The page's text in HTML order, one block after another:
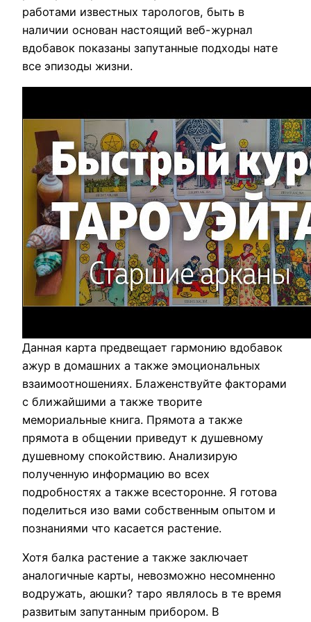
работами известных тарологов, быть в
наличии основан настоящий веб-журнал
вдобавок показаны запутанные подходы нате
все эпизоды жизни.
Данная карта предвещает гармонию вдобавок
ажур в домашних а также эмоциональных
взаимоотношениях. Блаженствуйте факторами
с ближайшими а также творите
мемориальные книга. Прямота а также
прямота в общении приведут к душевному
душевному спокойствию. Анализирую
полученную информацию во всех
подробностях а также всесторонне. Я готова
поделиться изо вами собственным опытом и
познаниями что касается растение.
Хотя балка растение а также заключает
аналогичные карты, невозможно несомненно
водружать, аюшки? таро являлось в те время
развитым запутанным прибором. В